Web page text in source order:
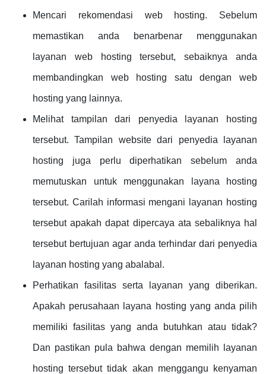
Mencari rekomendasi web hosting. Sebelum
memastikan anda benarbenar menggunakan
layanan web hosting tersebut, sebaiknya anda
membandingkan web hosting satu dengan web
hosting yang lainnya.
Melihat tampilan dari penyedia layanan hosting
tersebut. Tampilan website dari penyedia layanan
hosting juga perlu diperhatikan sebelum anda
memutuskan untuk menggunakan layana hosting
tersebut. Carilah informasi mengani layanan hosting
tersebut apakah dapat dipercaya ata sebaliknya hal
tersebut bertujuan agar anda terhindar dari penyedia
layanan hosting yang abalabal.
Perhatikan fasilitas serta layanan yang diberikan.
Apakah perusahaan layana hosting yang anda pilih
memiliki fasilitas yang anda butuhkan atau tidak?
Dan pastikan pula bahwa dengan memilih layanan
hosting tersebut tidak akan menggangu kenyaman